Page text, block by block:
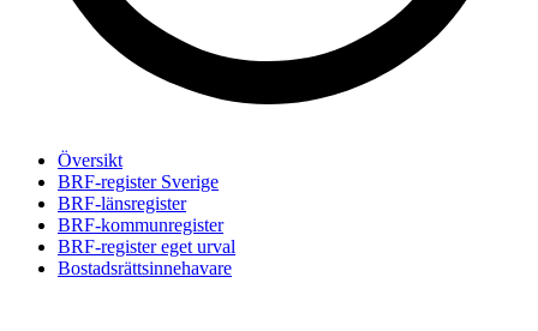
Översikt
BRF-register Sverige
BRF-länsregister
BRF-kommunregister
BRF-register eget urval
Bostadsrättsinnehavare